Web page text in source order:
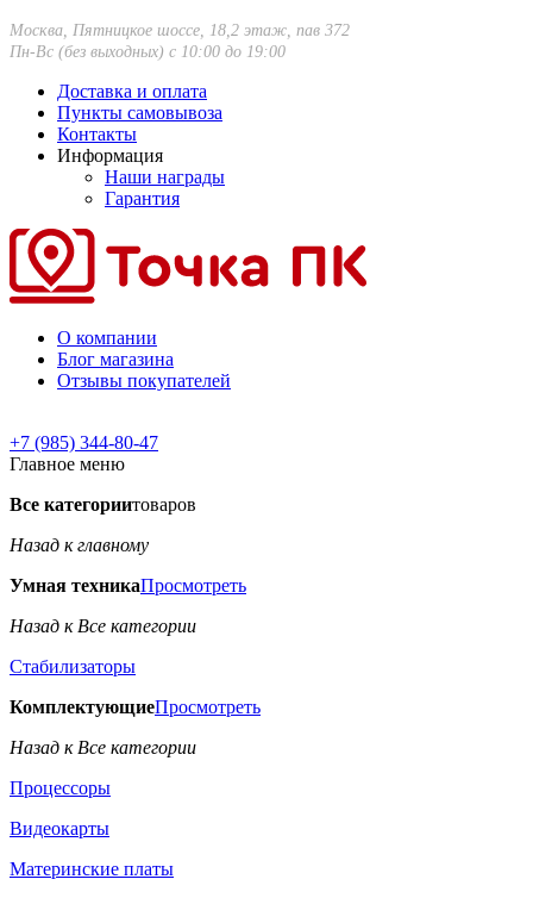
Москва, Пятницкое шоссе, 18,2 этаж, пав 372
Пн-Вс (без выходных) с 10:00 до 19:00
Доставка и оплата
Пункты самовывоза
Контакты
Информация
Наши награды
Гарантия
О компании
Блог магазина
Отзывы покупателей
+7 (985) 344-80-47
Главное меню
Все категориитоваров
Назад к главному
Умная техникаПросмотреть
Назад к Все категории
Стабилизаторы
КомплектующиеПросмотреть
Назад к Все категории
Процессоры
Видеокарты
Материнские платы